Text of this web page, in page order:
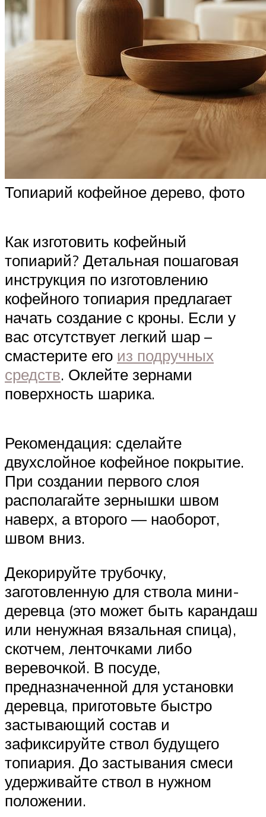
Топиарий кофейное дерево, фото
Как изготовить кофейный
топиарий? Детальная пошаговая
инструкция по изготовлению
кофейного топиария предлагает
начать создание с кроны. Если у
вас отсутствует легкий шар –
смастерите его из подручных
средств. Оклейте зернами
поверхность шарика.
Рекомендация: сделайте
двухслойное кофейное покрытие.
При создании первого слоя
располагайте зернышки швом
наверх, а второго — наоборот,
швом вниз.
Декорируйте трубочку,
заготовленную для ствола мини-
деревца (это может быть карандаш
или ненужная вязальная спица),
скотчем, ленточками либо
веревочкой. В посуде,
предназначенной для установки
деревца, приготовьте быстро
застывающий состав и
зафиксируйте ствол будущего
топиария. До застывания смеси
удерживайте ствол в нужном
положении.